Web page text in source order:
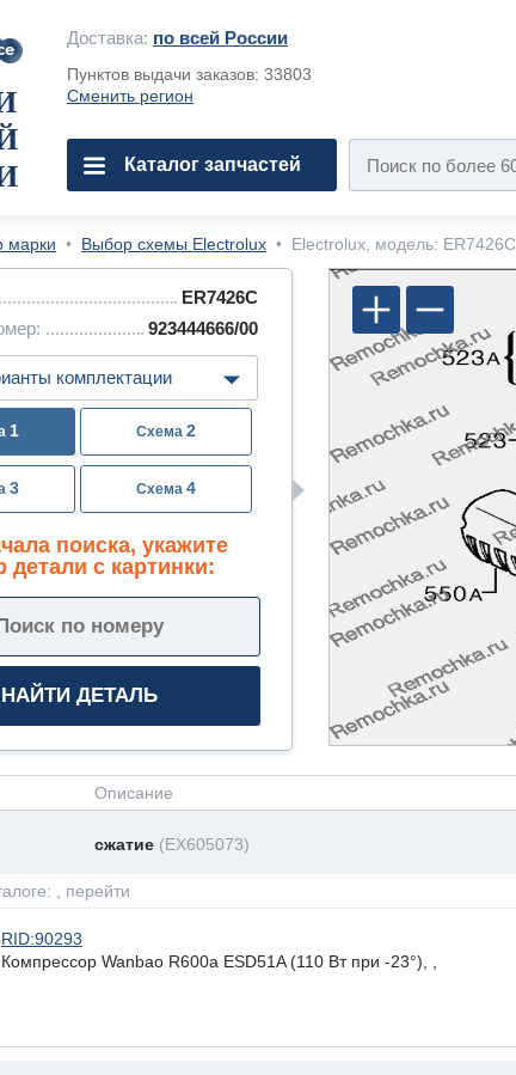
Доставка: по всей России
Пунктов выдачи заказов: 33803
Сменить регион
Каталог запчастей
марки • Выбор схемы Electrolux • Electrolux, модель: ER7426C
ER7426C
923444666/00
1 2
3 4
поиска, укажите
детали с картинки:
Описание
сжатие (EX605073)
, перейти
RID:90293
Компрессор Wanbao R600a ESD51A (110 Вт при -23°), ,